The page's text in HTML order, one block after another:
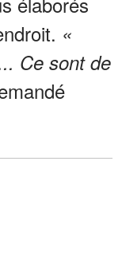
«
Ce sont de